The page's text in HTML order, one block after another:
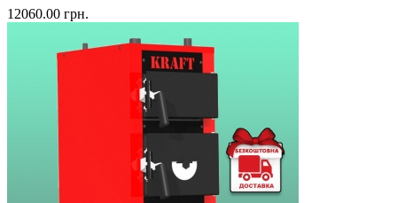
12060.00 грн.